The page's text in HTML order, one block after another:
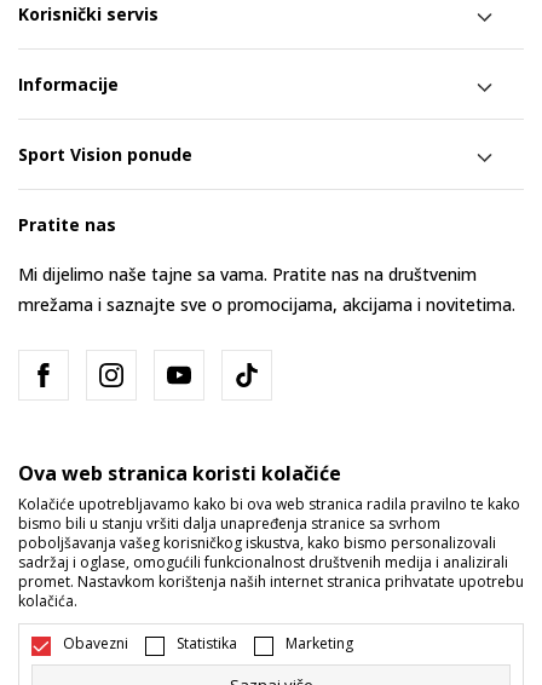
Korisnički servis
Informacije
Sport Vision ponude
Pratite nas
Mi dijelimo naše tajne sa vama. Pratite nas na društvenim
mrežama i saznajte sve o promocijama, akcijama i novitetima.
Bosna i Hercegovina Promijenite
Ova web stranica koristi kolačiće
Kolačiće upotrebljavamo kako bi ova web stranica radila pravilno te kako
bismo bili u stanju vršiti dalja unapređenja stranice sa svrhom
poboljšavanja vašeg korisničkog iskustva, kako bismo personalizovali
sadržaj i oglase, omogućili funkcionalnost društvenih medija i analizirali
promet. Nastavkom korištenja naših internet stranica prihvatate upotrebu
kolačića.
Obavezni Statistika Marketing